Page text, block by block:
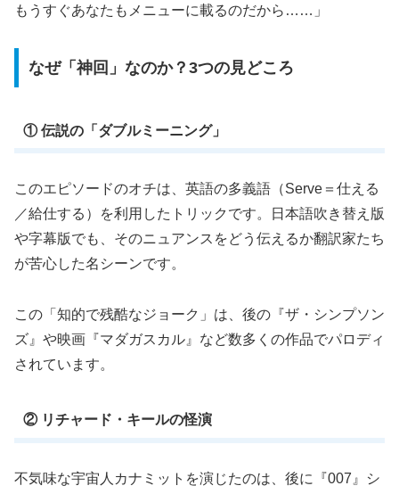
もうすぐあなたもメニューに載るのだから……」
なぜ「神回」なのか？3つの見どころ
① 伝説の「ダブルミーニング」
このエピソードのオチは、英語の多義語（Serve＝仕える
／給仕する）を利用したトリックです。日本語吹き替え版
や字幕版でも、そのニュアンスをどう伝えるか翻訳家たち
が苦心した名シーンです。
この「知的で残酷なジョーク」は、後の『ザ・シンプソン
ズ』や映画『マダガスカル』など数多くの作品でパロディ
されています。
② リチャード・キールの怪演
不気味な宇宙人カナミットを演じたのは、後に『007』シ